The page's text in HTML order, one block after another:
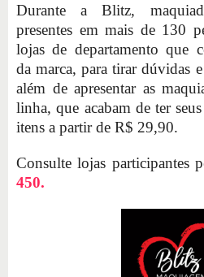
Durante a Blitz,
presentes em mais de 130
lojas de departamento que
da marca, para tirar dúvidas
além de apresentar as
linha, que acabam de ter
itens a partir de R$ 29,90.
Consulte lojas participantes
450.